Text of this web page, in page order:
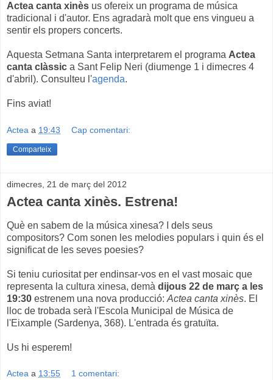
Actea canta xinès us ofereix un programa de música
tradicional i d'autor. Ens agradarà molt que ens vingueu a
sentir els propers concerts.
Aquesta Setmana Santa interpretarem el programa Actea
canta clàssic a Sant Felip Neri (diumenge 1 i dimecres 4
d'abril). Consulteu l'agenda.
Fins aviat!
Actea a 19:43 Cap comentari:
Comparteix
dimecres, 21 de març del 2012
Actea canta xinès. Estrena!
Què en sabem de la música xinesa? I dels seus
compositors? Com sonen les melodies populars i quin és el
significat de les seves poesies?
Si teniu curiositat per endinsar-vos en el vast mosaic que
representa la cultura xinesa, demà dijous 22 de març a les
19:30 estrenem una nova producció: Actea canta xinès. El
lloc de trobada serà l'Escola Municipal de Música de
l'Eixample (Sardenya, 368). L'entrada és gratuïta.
Us hi esperem!
Actea a 13:55 1 comentari: